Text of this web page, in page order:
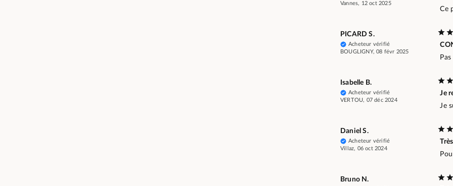
Vannes, 12 oct 2025
Ce
PICARD S.
Acheteur vérifié
BOUGLIGNY, 08 févr 2025
Isabelle B.
Acheteur vérifié
VERTOU, 07 déc 2024
Je
Je
Daniel S.
Acheteur vérifié
Villaz, 06 oct 2024
Bruno N.